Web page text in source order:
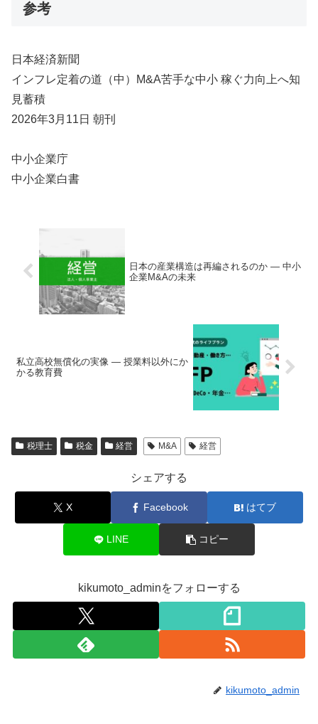
参考
日本経済新聞
インフレ定着の道（中）M&A苦手な中小 稼ぐ力向上へ知
見蓄積
2026年3月11日 朝刊
中小企業庁
中小企業白書
日本の産業構造は再編されるのか ― 中小
企業M&Aの未来
私立高校無償化の実像 ― 授業料以外にか
かる教育費
税理士 税金 経営 M&A 経営
シェアする
X Facebook はてブ
LINE コピー
kikumoto_adminをフォローする
kikumoto_admin